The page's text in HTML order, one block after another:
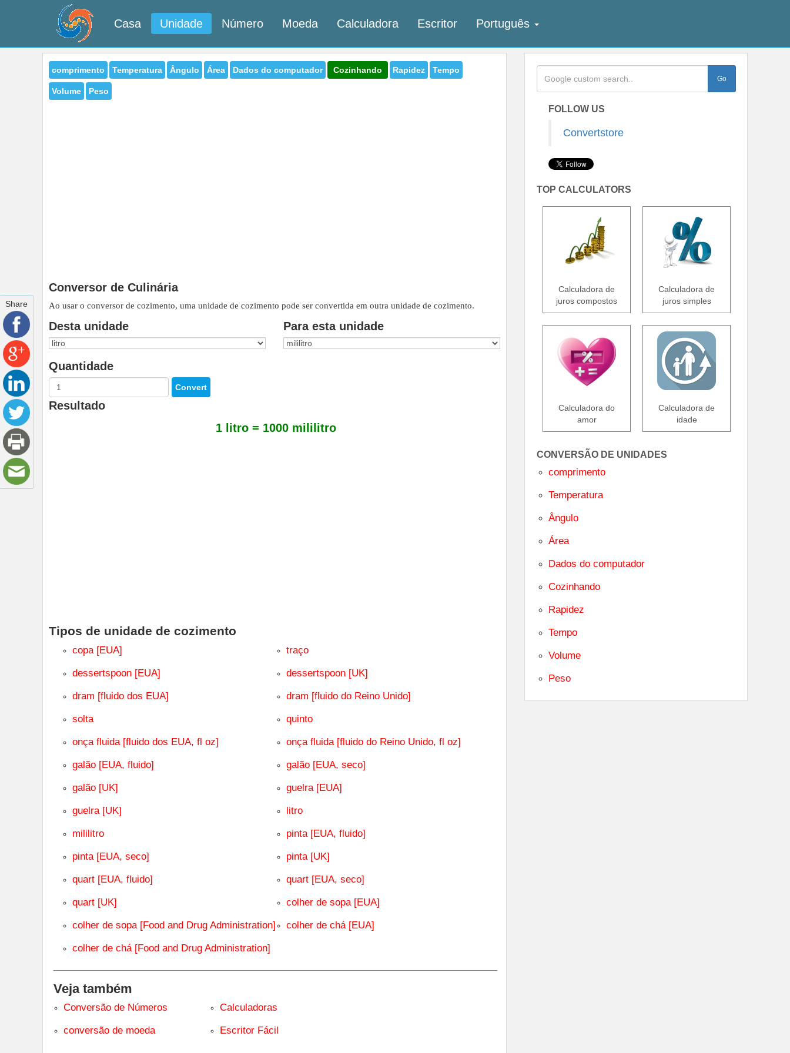
Casa Unidade Número Moeda Calculadora Escritor Português
comprimento Temperatura Ângulo Área Dados do computador Cozinhando Rapidez Tempo
Volume Peso
Conversor de Culinária
Ao usar o conversor de cozimento, uma unidade de cozimento pode ser convertida em outra unidade de cozimento.
Desta unidade Para esta unidade
Quantidade
Resultado
1 litro = 1000 mililitro
Tipos de unidade de cozimento
copa [EUA] traço
dessertspoon [EUA] dessertspoon [UK]
dram [fluido dos EUA] dram [fluido do Reino Unido]
solta quinto
onça fluida [fluido dos EUA, fl oz] onça fluida [fluido do Reino Unido, fl oz]
galão [EUA, fluido] galão [EUA, seco]
galão [UK] guelra [EUA]
guelra [UK] litro
mililitro pinta [EUA, fluido]
pinta [EUA, seco] pinta [UK]
quart [EUA, fluido] quart [EUA, seco]
quart [UK] colher de sopa [EUA]
colher de sopa [Food and Drug Administration] colher de chá [EUA]
colher de chá [Food and Drug Administration]
Veja também
Conversão de Números Calculadoras
conversão de moeda Escritor Fácil
FOLLOW US
Convertstore
TOP CALCULATORS
Calculadora de
juros compostos
Calculadora de
juros simples
Calculadora do
amor
Calculadora de
idade
CONVERSÃO DE UNIDADES
comprimento
Temperatura
Ângulo
Área
Dados do computador
Cozinhando
Rapidez
Tempo
Volume
Peso
Share